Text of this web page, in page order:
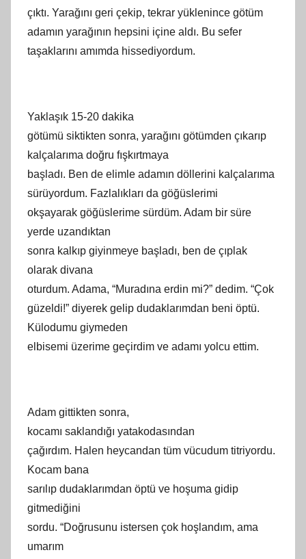
çıktı. Yarağını geri çekip, tekrar yüklenince götüm
adamın yarağının hepsini içine aldı. Bu sefer
taşaklarını amımda hissediyordum.
Yaklaşık 15-20 dakika
götümü siktikten sonra, yarağını götümden çıkarıp
kalçalarıma doğru fışkırtmaya
başladı. Ben de elimle adamın döllerini kalçalarıma
sürüyordum. Fazlal ıkları da göğüslerimi
okşayarak göğüslerime sürdüm. Adam bir süre
yerde uzandıktan
sonra kalkıp giyinmeye başladı, ben de çıplak
olarak divana
oturdum. Adama, “Muradına erdin mi?” dedim. “Çok
güzeldi!” diyerek gelip dudaklarımdan beni öptü.
Külodumu giymeden
elbisemi üzerime geçirdim ve adamı yolcu ettim.
Adam gittikten sonra,
kocamı saklandığı yatakodasından
çağırdım. Halen heycandan tüm vücudum titriyordu.
Kocam bana
sarılıp dudaklarımdan öptü ve hoşuma gidip
gitmediğini
sordu. “Doğrusunu istersen çok hoşlandım, ama
umarım